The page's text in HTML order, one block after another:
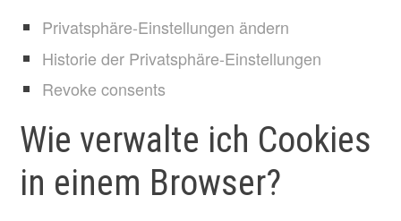
Privatsphäre-Einstellungen ändern
Historie der Privatsphäre-Einstellungen
Revoke consents
Wie verwalte ich Cookies
in einem Browser?